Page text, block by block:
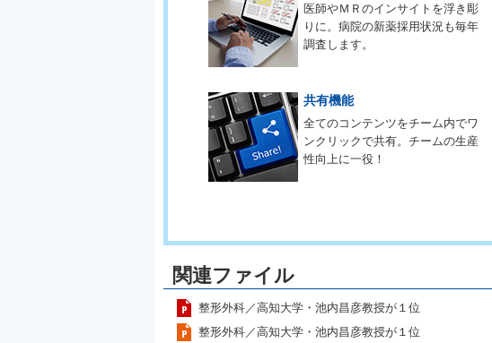
医師やＭＲのインサイトを浮き彫
りに。病院の新薬採用状況も毎年
調査します。
共有機能
全てのコンテンツをチーム内でワ
ンクリックで共有。チームの生産
性向上に一役！
関連ファイル
整形外科／高知大学・池内昌彦教授が１位
整形外科／高知大学・池内昌彦教授が１位